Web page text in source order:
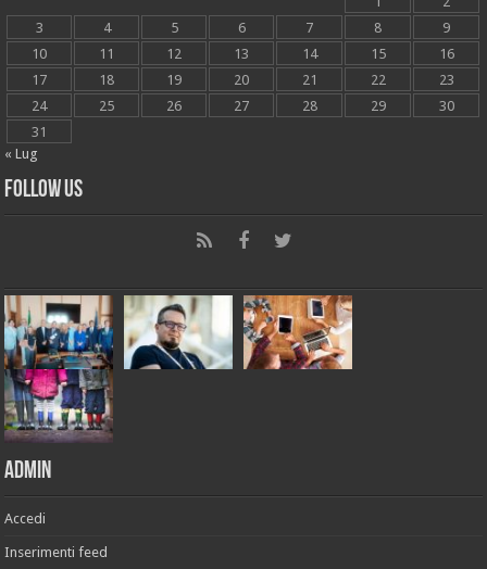
3
4 5 6 7 8
9
10
11 12 13 14 15
16
17
18 19 20 21 22
23
24
25 26 27 28 29
30
31
« Lug
Follow Us
Admin
Accedi
Inserimenti feed